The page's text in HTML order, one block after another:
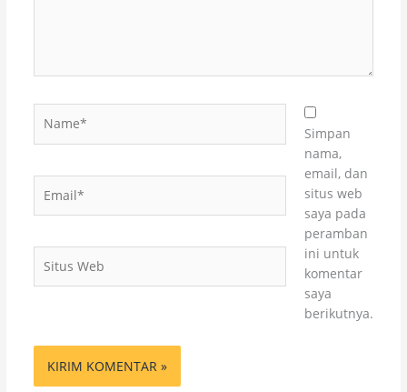
Web
Simpan
nama,
email, dan
situs web
saya pada
peramban
ini untuk
komentar
saya
berikutnya.